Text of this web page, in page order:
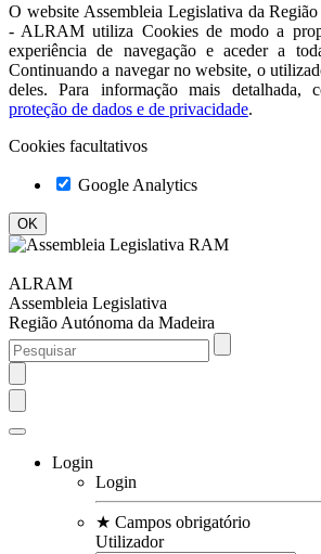
O website Assembleia Legislativa da
- ALRAM utiliza Cookies de modo a
experiência de navegação e aceder a
Continuando a navegar no website, o
deles. Para informação mais detalhada,
proteção de dados e de privacidade.
Cookies facultativos
Google Analytics
ALRAM
Assembleia Legislativa
Região Autónoma da Madeira
Login
Login
★ Campos obrigatório
Utilizador